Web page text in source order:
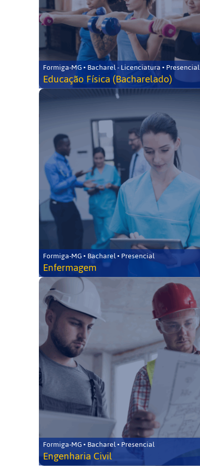
Formiga-MG • Bacharel - Licenciatura • Presencial
Educação Física (Bacharelado)
Formiga-MG • Bacharel • Presencial
Enfermagem
Formiga-MG • Bacharel • Presencial
Engenharia Civil